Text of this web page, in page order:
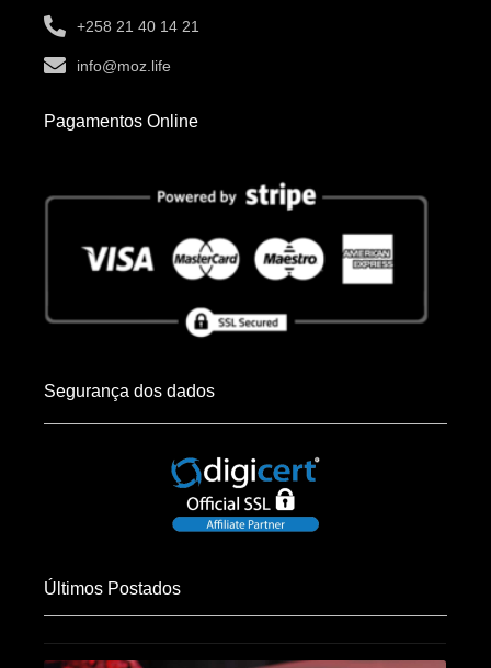
+258 21 40 14 21
info@moz.life
Pagamentos Online
Segurança dos dados
Últimos Postados